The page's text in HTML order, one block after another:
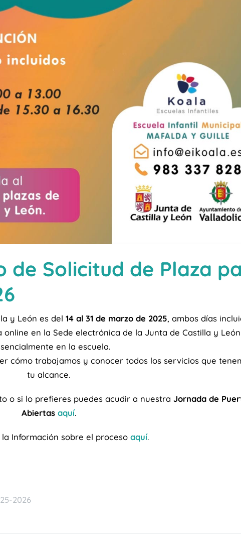
de Solicitud de Plaza
y León es del 14 al 31 de marzo de 2025, ambos días
en la Sede electrónica de la Junta de Castilla y
en la escuela.
cómo trabajamos y conocer todos los servicios que
tu alcance.
o si lo prefieres puedes acudir a nuestra Jornada de
Abiertas aquí.
Información sobre el proceso aquí.
2026